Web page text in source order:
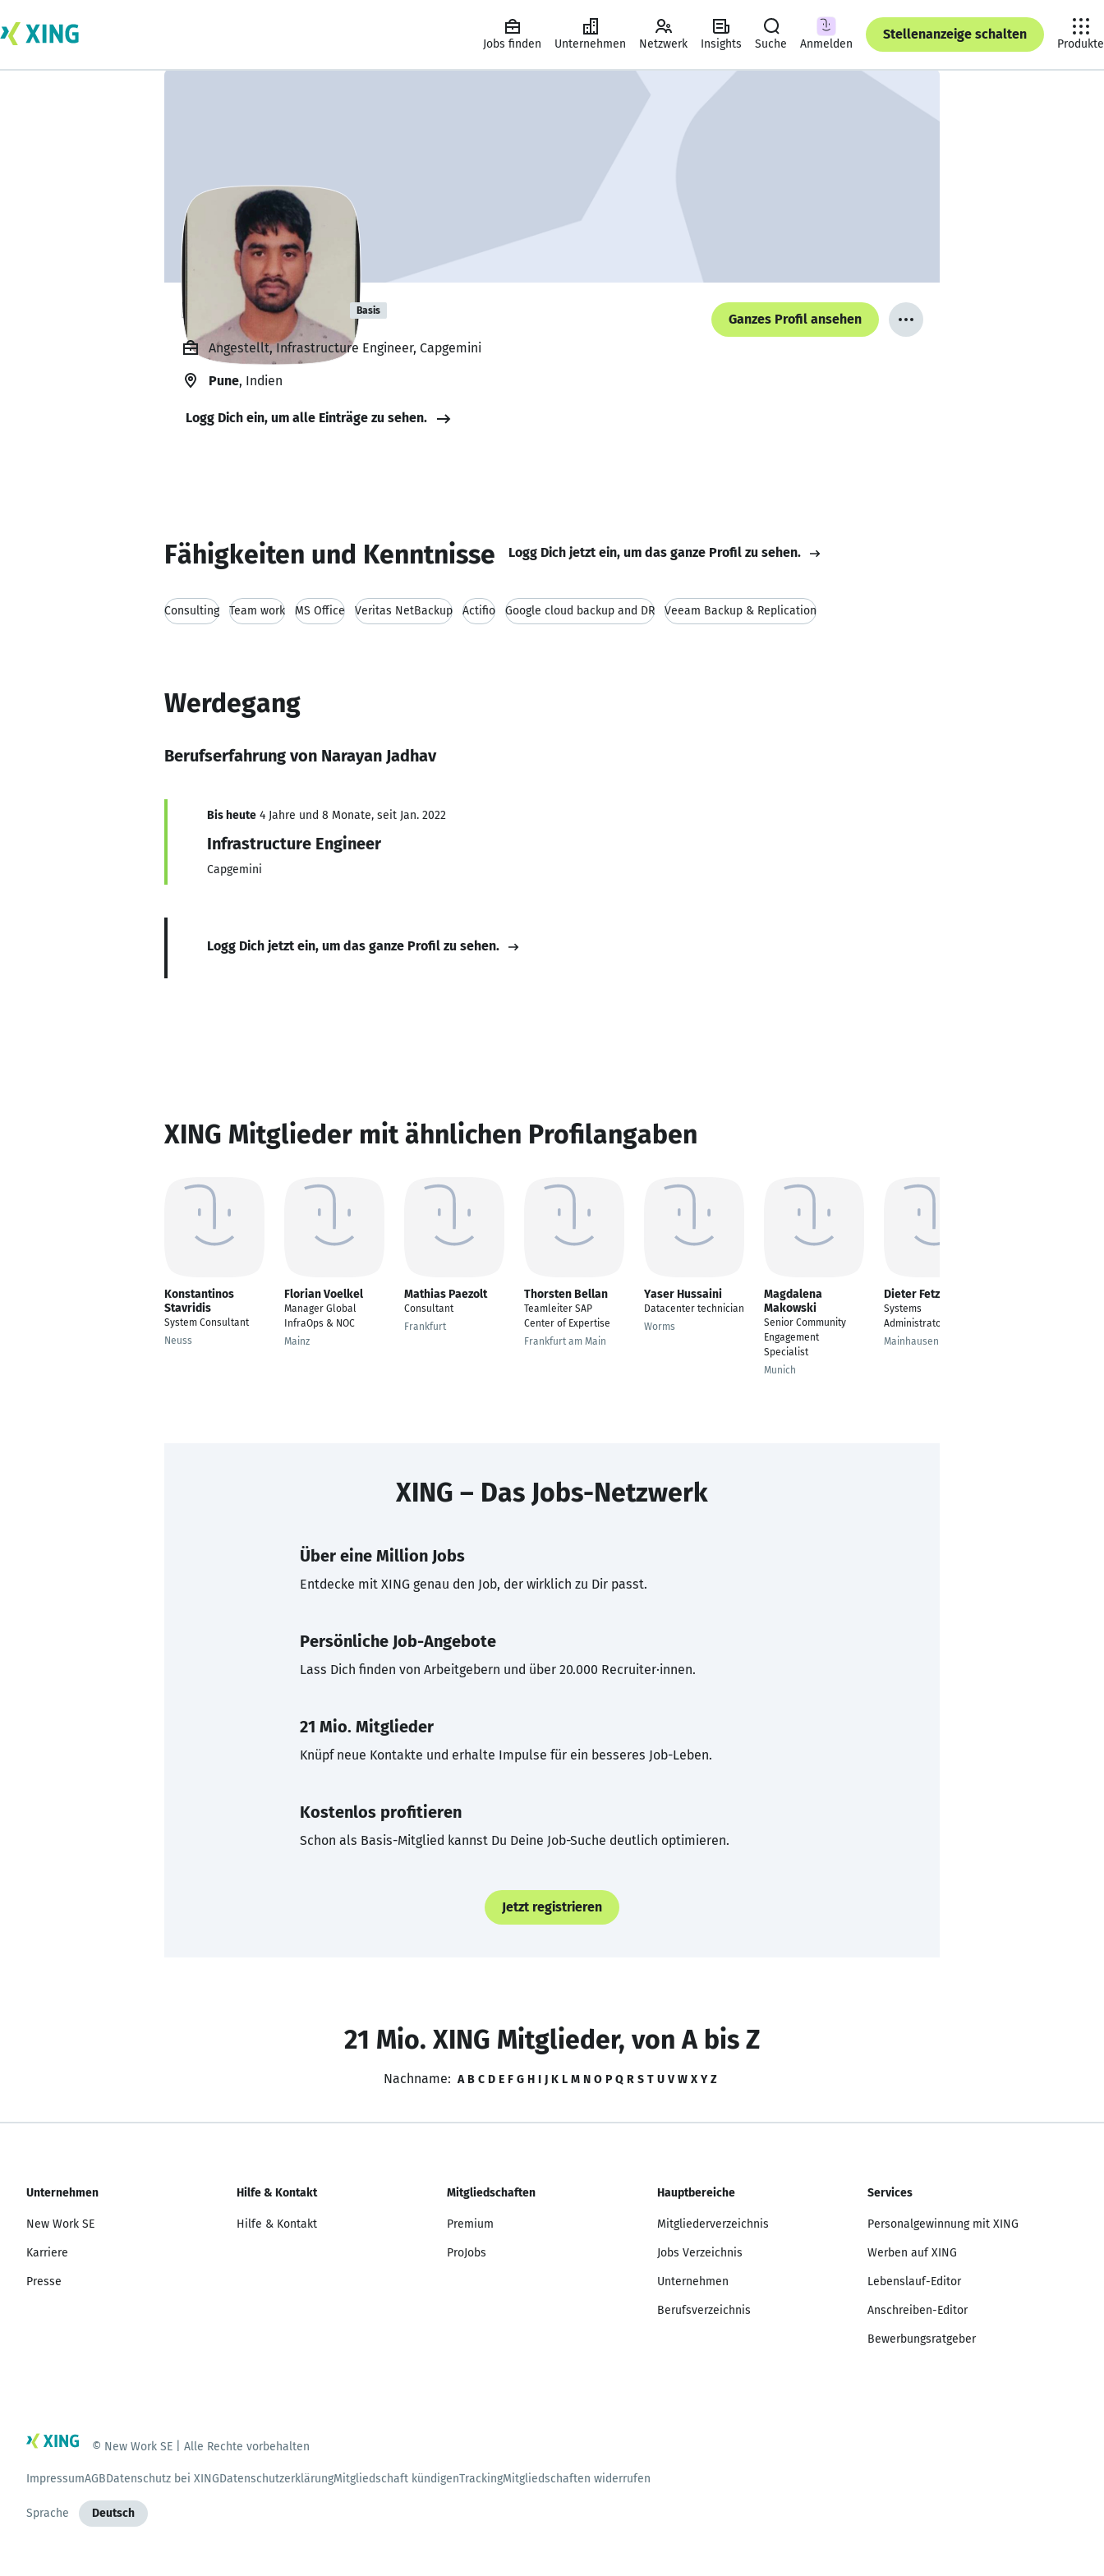
Jobs finden Unternehmen Netzwerk Insights Suche Anmelden
Stellenanzeige schalten
Produkte
Narayan Jadhav Basis
Ganzes Profil ansehen
Angestellt, Infrastructure Engineer, Capgemini
Pune, Indien
Logg Dich ein, um alle Einträge zu sehen.
Fähigkeiten und Kenntnisse Logg Dich jetzt ein, um das ganze Profil zu sehen.
Consulting Team work MS Office Veritas NetBackup Actifio Google cloud backup and DR Veeam Backup & Replication
Werdegang
Berufserfahrung von Narayan Jadhav
Bis heute 4 Jahre und 8 Monate, seit Jan. 2022
Infrastructure Engineer
Capgemini
Logg Dich jetzt ein, um das ganze Profil zu sehen.
XING Mitglieder mit ähnlichen Profilangaben
Konstantinos
Stavridis
System Consultant
Neuss
Florian Voelkel
Manager Global
InfraOps & NOC
Mainz
Mathias Paezolt
Consultant
Frankfurt
Thorsten Bellan
Teamleiter SAP
Center of Expertise
Frankfurt am Main
Yaser Hussaini
Datacenter technician
Worms
Magdalena
Makowski
Senior Community
Engagement
Specialist
Munich
Dieter Fetzer
Systems
Administrator
Mainhausen
XING – Das Jobs-Netzwerk
Über eine Million Jobs
Entdecke mit XING genau den Job, der wirklich zu Dir passt.
Persönliche Job-Angebote
Lass Dich finden von Arbeitgebern und über 20.000 Recruiter·innen.
21 Mio. Mitglieder
Knüpf neue Kontakte und erhalte Impulse für ein besseres Job-Leben.
Kostenlos profitieren
Schon als Basis-Mitglied kannst Du Deine Job-Suche deutlich optimieren.
Jetzt registrieren
21 Mio. XING Mitglieder, von A bis Z
Nachname: A B C D E F G H I J K L M N O P Q R S T U V W X Y Z
Unternehmen
New Work SE
Karriere
Presse
Hilfe & Kontakt
Hilfe & Kontakt
Mitgliedschaften
Premium
ProJobs
Hauptbereiche
Mitgliederverzeichnis
Jobs Verzeichnis
Unternehmen
Berufsverzeichnis
Services
Personalgewinnung mit XING
Werben auf XING
Lebenslauf-Editor
Anschreiben-Editor
Bewerbungsratgeber
© New Work SE | Alle Rechte vorbehalten
ImpressumAGBDatenschutz bei XINGDatenschutzerklärungMitgliedschaft kündigenTrackingMitgliedschaften widerrufen
Sprache Deutsch